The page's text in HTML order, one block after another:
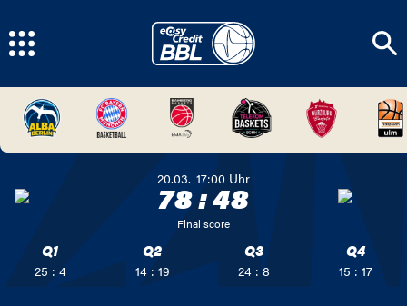
20.03. 17:00 Uhr
78:48
Final score
Q1
25 : 4
Q2
14 : 19
Q3
24 : 8
Q4
15 : 17